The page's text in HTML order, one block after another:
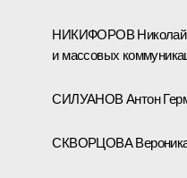
НИКИФОРОВ Николай
и массовых
СИЛУАНОВ Антон
СКВОРЦОВА Вероника